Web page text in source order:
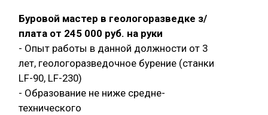
Буровой мастер в геологоразведке з/
плата от 245 000 руб. на руки
- Опыт работы в данной должности от 3
лет, геологоразведочное бурение (станки
LF-90, LF-230)
- Образование не ниже средне-
технического